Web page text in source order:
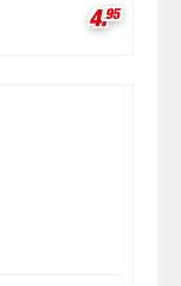
4.95